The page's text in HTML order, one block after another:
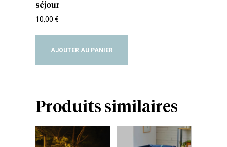
séjour
10,00 €
AJOUTER AU PANIER
Produits similaires